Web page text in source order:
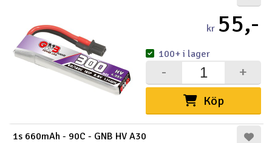
Outlet
Radioutrustning
Scooter & elfordon
kr 55,-
Köp
+
-
100+ i lager
1s 660mAh - 90C - GNB HV A30